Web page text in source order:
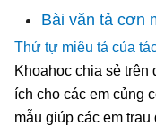
Bài văn tả cơn
Thứ tự miêu tả của
Khoahoc chia sẻ trên
ích cho các em củng
mẫu giúp các em